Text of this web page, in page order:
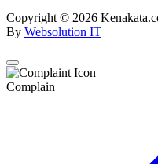
Copyright © 2026
By Websolution IT
Complain